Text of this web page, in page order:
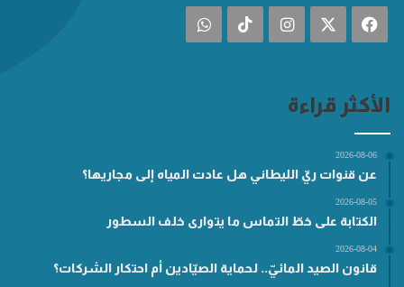
فيسبوك انستقرام ‫TikTokواتساب
الأكثر قراءة
2026-08-06
عن قنوات ريّ الليطاني هل عادت المياه إلى مجاريها؟
2026-08-05
الكتابة على خطّ التماس ما يتوارى خلف السطور
2026-08-04
قانون الصيد المائيّ.. لحماية الصيّادين أم احتكار الشركات؟